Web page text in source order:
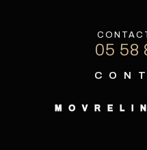
05 58